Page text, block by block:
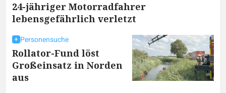
24-jähriger Motorradfahrer
lebensgefährlich verletzt
Personensuche
Rollator-Fund löst
Großeinsatz in Norden
aus